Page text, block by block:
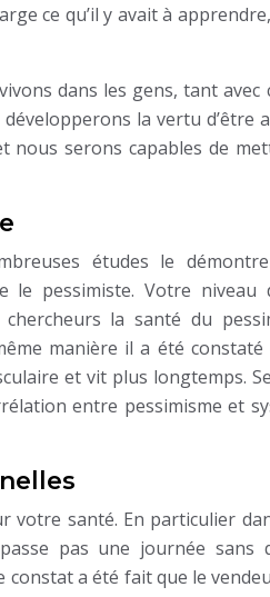
ce qu’il y avait à
dans les gens, tant
la vertu d’être
serons capables de
études le
pessimiste. Votre niveau
la santé du
manière il a été constaté
et vit plus longtemps.
entre pessimisme et
votre santé. En particulier
pas une journée sans
constat a été fait que le